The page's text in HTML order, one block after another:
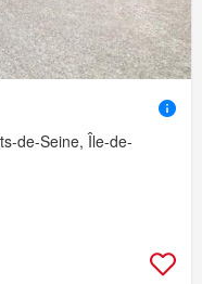
de-Seine, Île-de-